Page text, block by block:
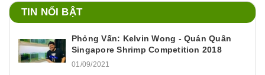
TIN NỔI BẬT
Phỏng Vấn: Kelvin Wong - Quán Quân
Singapore Shrimp Competition 2018
01/09/2021